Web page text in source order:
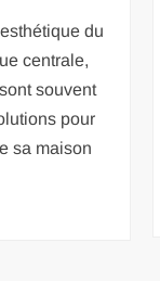
du
centrale,
souvent
pour
sa maison